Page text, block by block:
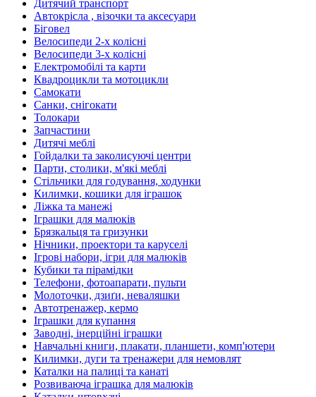
Дитячий транспорт
Автокрісла , візочки та аксесуари
Біговел
Велосипеди 2-х колісні
Велосипеди 3-х колісні
Електромобілі та карти
Квадроцикли та мотоцикли
Самокати
Санки, снігокати
Толокари
Запчастини
Дитячі меблі
Гойдалки та заколисуючі центри
Парти, столики, м'які меблі
Стільчики для годування, ходунки
Килимки, кошики для іграшок
Ліжка та манежі
Іграшки для малюків
Брязкальця та гризунки
Нічники, проектори та каруселі
Ігрові набори, ігри для малюків
Кубики та пірамідки
Телефони, фотоапарати, пульти
Молоточки, дзиґи, неваляшки
Автотренажер, кермо
Іграшки для купання
Заводні, інерційні іграшки
Навчальні книги, плакати, планшети, комп'ютери
Килимки, дуги та тренажери для немовлят
Каталки на палиці та канаті
Розвиваюча іграшка для малюків